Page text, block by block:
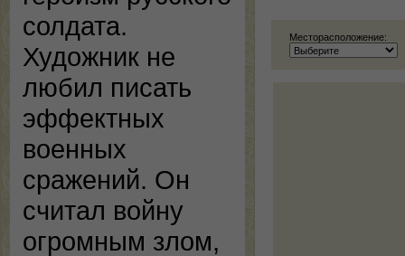
солдата.
Художник не
любил писать
эффектных
военных
сражений. Он
считал войну
огромным злом,
Месторасположение: